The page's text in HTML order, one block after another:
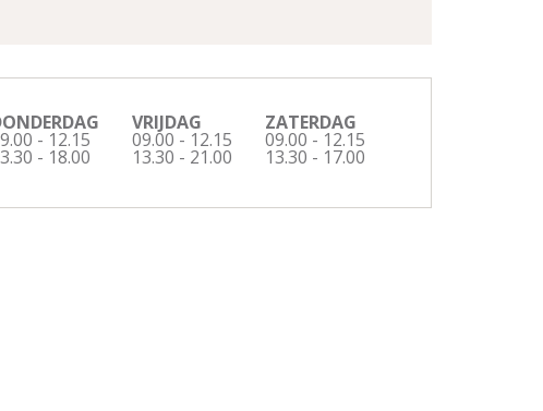
- 12.15
- 18.00
VRIJDAG
09.00 - 12.15
13.30 - 21.00
ZATERDAG
09.00 - 12.15
13.30 - 17.00